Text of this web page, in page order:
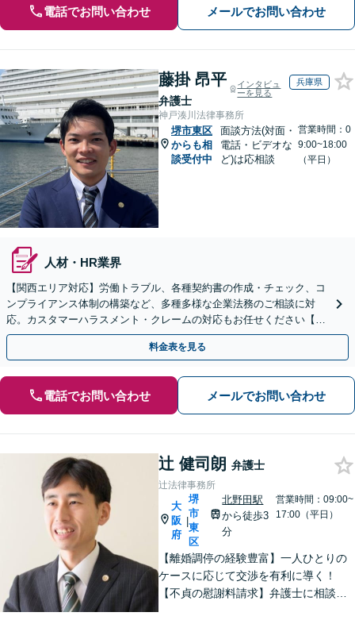
電話でお問い合わせ メールでお問い合わせ
藤掛 昂平
弁護士
インタビュ
ーを見る
兵庫県
神戸湊川法律事務所
堺市東区
からも相
談受付中
面談方法(対面・
電話・ビデオな
ど)は応相談
営業時間：0
9:00~18:00
（平日）
人材・HR業界
【関西エリア対応】労働トラブル、各種契約書の作成・チェック、コ
ンプライアンス体制の構築など、多種多様な企業法務のご相談に対
応。カスタマーハラスメント・クレームの対応もお任せください【オ
ンライン相談OK】【夜間・休日相談可（要予約）】
料金表を見る
電話でお問い合わせ メールでお問い合わせ
辻 健司朗 弁護士
辻法律事務所
大
阪
府
|
堺
市
東
区
北野田駅
から徒歩3
分
営業時間：09:00~
17:00（平日）
【離婚調停の経験豊富】一人ひとりの
ケースに応じて交渉を有利に導く！
【不貞の慰謝料請求】弁護士に相談す